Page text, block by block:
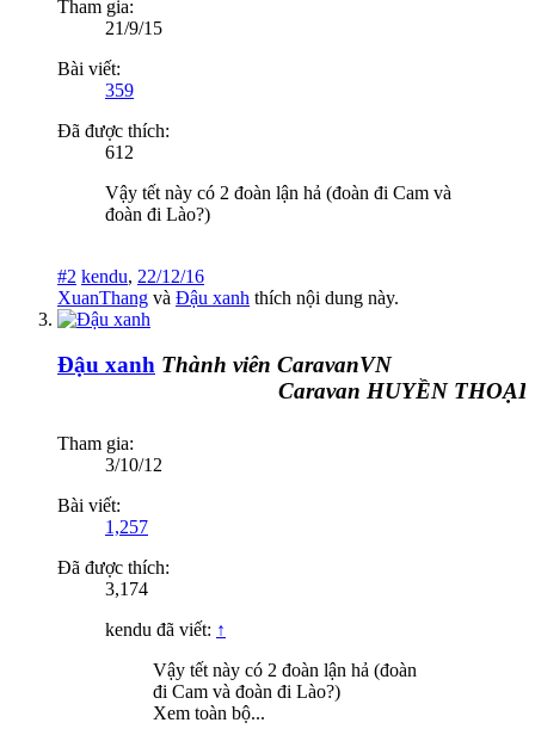
Tham gia:
21/9/15
Bài viết:
359
Đã được thích:
612
Vậy tết này có 2 đoàn lận hả (đoàn đi Cam và
đoàn đi Lào?)
#2 kendu, 22/12/16
XuanThang và Đậu xanh thích nội dung này.
Đậu xanh Thành viên CaravanVN
Caravan HUYỀN THOẠI
Tham gia:
3/10/12
Bài viết:
1,257
Đã được thích:
3,174
kendu đã viết: ↑
Vậy tết này có 2 đoàn lận hả (đoàn
đi Cam và đoàn đi Lào?)
Xem toàn bộ...